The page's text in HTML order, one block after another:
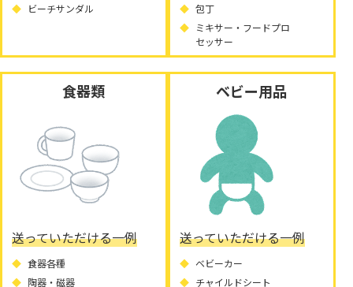
ビーチサンダル
包丁
ミキサー・フードプロ
セッサー
食器類
送っていただける一例
食器各種
陶器・磁器
ベビー用品
送っていただける一例
ベビーカー
チャイルドシート